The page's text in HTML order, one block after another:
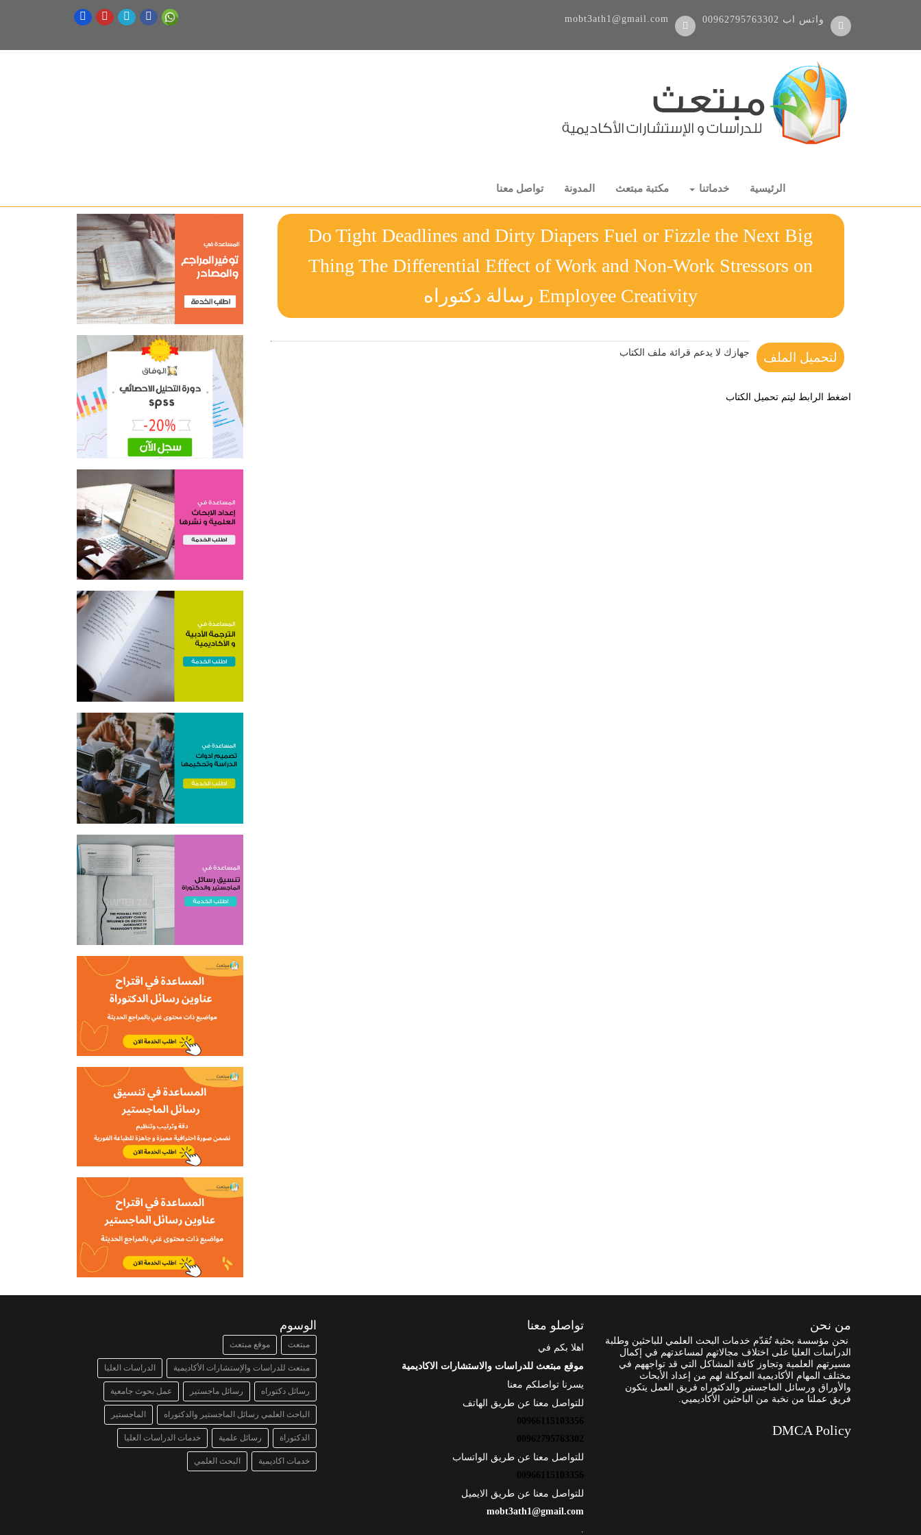
00962795763302 واتس اب mobt3ath1@gmail.com
الرئيسية خدماتنا مكتبة مبتعث المدونة تواصل معنا
Do Tight Deadlines and Dirty Diapers Fuel or Fizzle the Next Big
Thing The Differential Effect of Work and Non-Work Stressors on
Employee Creativity رسالة دكتوراه
لتحميل الملف جهازك لا يدعم قرائة ملف الكتاب
اضغط الرابط ليتم تحميل الكتاب
من نحن
نحن مؤسسة بحثية تُقدّم خدمات البحث العلمي للباحثين وطلبة
الدراسات العليا على اختلاف مجالاتهم لمساعدتهم في إكمال
مسيرتهم العلمية وتجاوز كافة المشاكل التي قد تواجههم في
مختلف المهام الأكاديمية الموكلة لهم من إعداد الأبحاث
والأوراق ورسائل الماجستير والدكتوراه فريق العمل يتكون
فريق عملنا من نخبة من الباحثين الأكاديميي.
DMCA Policy
تواصلو معنا
اهلا بكم في
موقع مبتعث للدراسات والاستشارات الاكاديمية
يسرنا تواصلكم معنا
للتواصل معنا عن طريق الهاتف
00966115103356
00962795763302
للتواصل معنا عن طريق الواتساب
00966115103356
للتواصل معنا عن طريق الايميل
mobt3ath1@gmail.com
الوسوم
مبتعث موقع مبتعث
مبتعث للدراسات والإستشارات الأكاديمية الدراسات العليا
رسائل دكتوراه رسائل ماجستير عمل بحوث جامعية
الباحث العلمي رسائل الماجستير والدكتوراه الماجستير
الدكتوراة رسائل علمية خدمات الدراسات العليا
خدمات اكاديمية البحث العلمي